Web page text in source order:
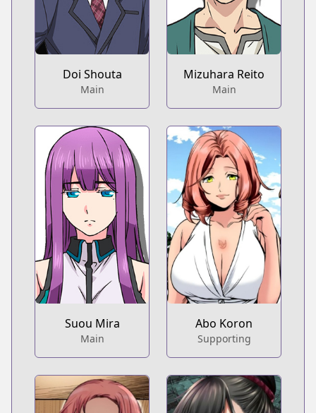
Doi Shouta
Main
Mizuhara Reito
Main
Suou Mira
Main
Abo Koron
Supporting